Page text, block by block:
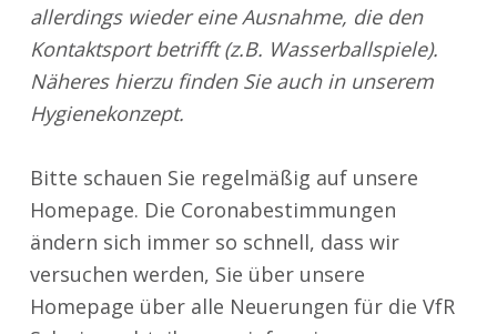
allerdings wieder eine Ausnahme, die den
Kontaktsport betrifft (z.B. Wasserballspiele).
Näheres hierzu finden Sie auch in unserem
Hygienekonzept.
Bitte schauen Sie regelmäßig auf unsere
Homepage. Die Coronabestimmungen
ändern sich immer so schnell, dass wir
versuchen werden, Sie über unsere
Homepage über alle Neuerungen für die VfR